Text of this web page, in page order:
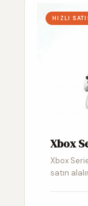
HIZLI
Xbox
Xbox
satın